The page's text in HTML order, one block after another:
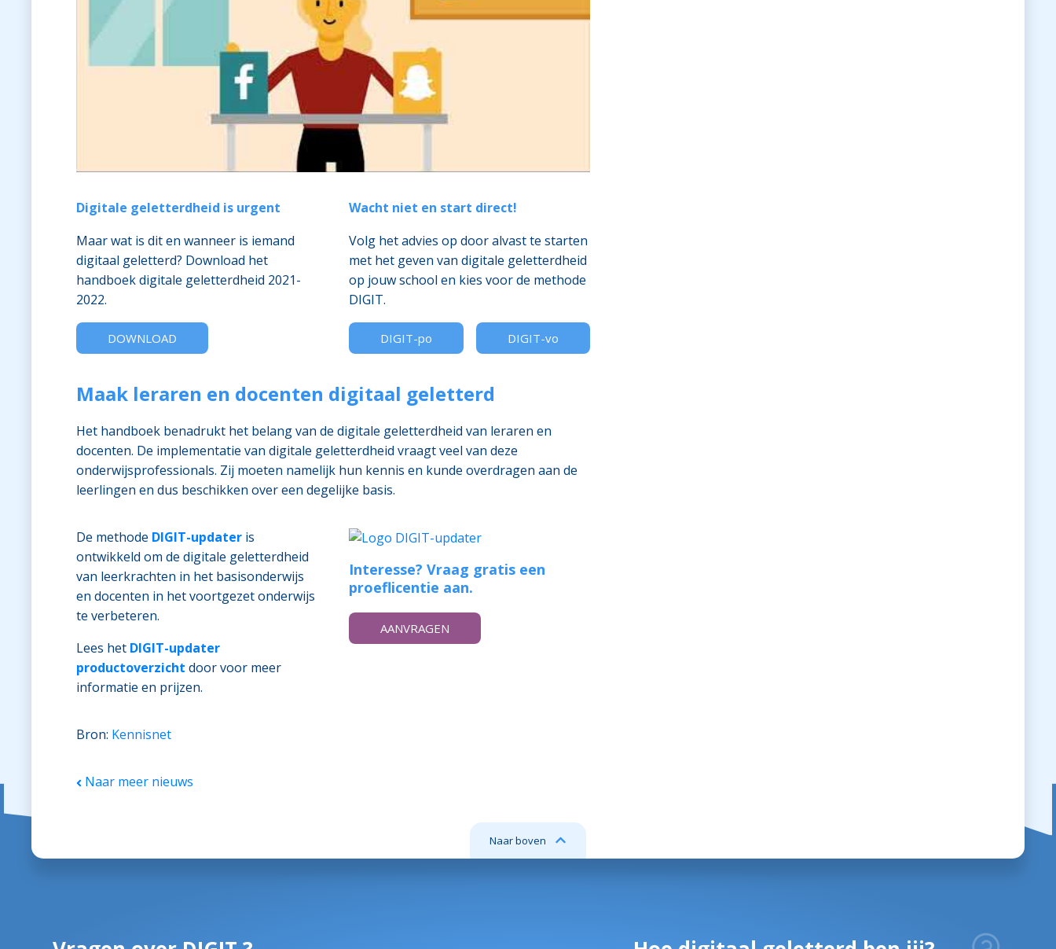
Digitale geletterdheid is urgent
Maar wat is dit en wanneer is iemand
digitaal geletterd? Download het
handboek digitale geletterdheid 2021-
2022.
DOWNLOAD
Wacht niet en start direct!
Volg het advies op door alvast te starten
met het geven van digitale geletterdheid
op jouw school en kies voor de methode
DIGIT.
DIGIT-po DIGIT-vo
Maak leraren en docenten digitaal geletterd
Het handboek benadrukt het belang van de digitale geletterdheid van leraren en
docenten. De implementatie van digitale geletterdheid vraagt veel van deze
onderwijsprofessionals. Zij moeten namelijk hun kennis en kunde overdragen aan de
leerlingen en dus beschikken over een degelijke basis.
De methode DIGIT-updater is
ontwikkeld om de digitale geletterdheid
van leerkrachten in het basisonderwijs
en docenten in het voortgezet onderwijs
te verbeteren.
Lees het DIGIT-updater
productoverzicht door voor meer
informatie en prijzen.
Interesse? Vraag gratis een
proeflicentie aan.
AANVRAGEN
Bron: Kennisnet
Naar meer nieuws
Naar boven